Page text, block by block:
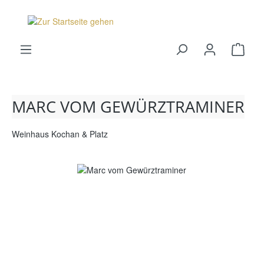
springen
MARC VOM GEWÜRZTRAMINER
Weinhaus Kochan & Platz
Bildergalerie überspringen